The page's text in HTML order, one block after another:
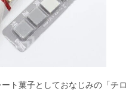
ト菓子としておなじみの「チロ